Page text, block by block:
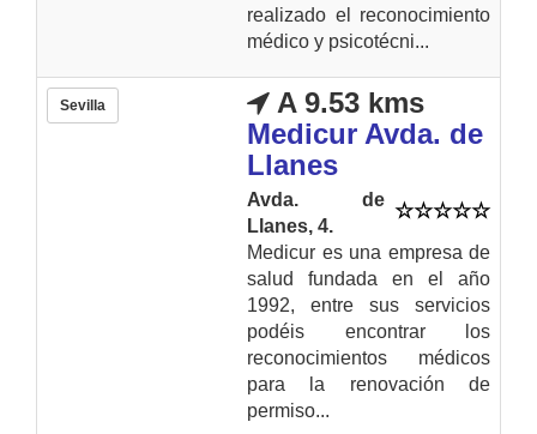
realizado el reconocimiento
médico y psicotécni...
Sevilla
A 9.53 kms
Medicur Avda. de
Llanes
Avda. de
Llanes, 4.
Medicur es una empresa de
salud fundada en el año
1992, entre sus servicios
podéis encontrar los
reconocimientos médicos
para la renovación de
permiso...